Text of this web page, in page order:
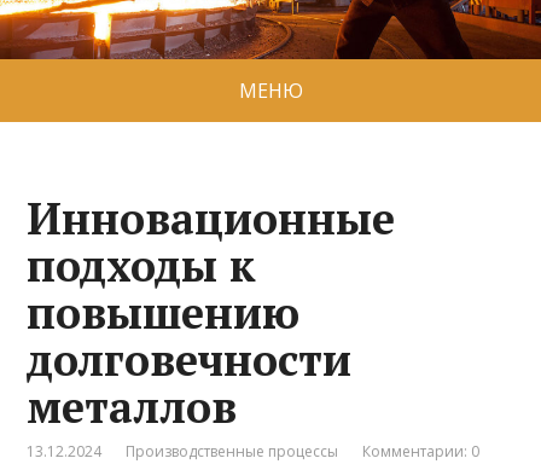
МЕНЮ
Инновационные
подходы к
повышению
долговечности
металлов
13.12.2024 Производственные процессы Комментарии: 0